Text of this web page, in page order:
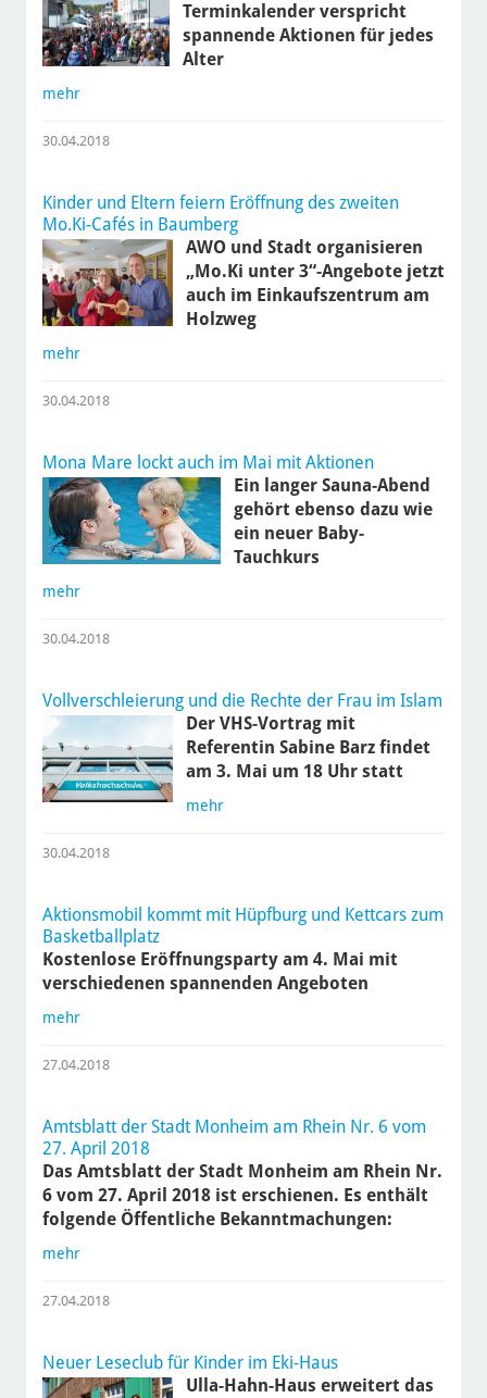
Terminkalender verspricht
spannende Aktionen für jedes
Alter
mehr
30.04.2018
Kinder und Eltern feiern Eröffnung des zweiten
Mo.Ki-Cafés in Baumberg
AWO und Stadt organisieren
„Mo.Ki unter 3“-Angebote jetzt
auch im Einkaufszentrum am
Holzweg
mehr
30.04.2018
Mona Mare lockt auch im Mai mit Aktionen
Ein langer Sauna-Abend
gehört ebenso dazu wie
ein neuer Baby-
Tauchkurs
mehr
30.04.2018
Vollverschleierung und die Rechte der Frau im Islam
Der VHS-Vortrag mit
Referentin Sabine Barz findet
am 3. Mai um 18 Uhr statt
mehr
30.04.2018
Aktionsmobil kommt mit Hüpfburg und Kettcars zum
Basketballplatz
Kostenlose Eröffnungsparty am 4. Mai mit
verschiedenen spannenden Angeboten
mehr
27.04.2018
Amtsblatt der Stadt Monheim am Rhein Nr. 6 vom
27. April 2018
Das Amtsblatt der Stadt Monheim am Rhein Nr.
6 vom 27. April 2018 ist erschienen. Es enthält
folgende Öffentliche Bekanntmachungen:
mehr
27.04.2018
Neuer Leseclub für Kinder im Eki-Haus
Ulla-Hahn-Haus erweitert das